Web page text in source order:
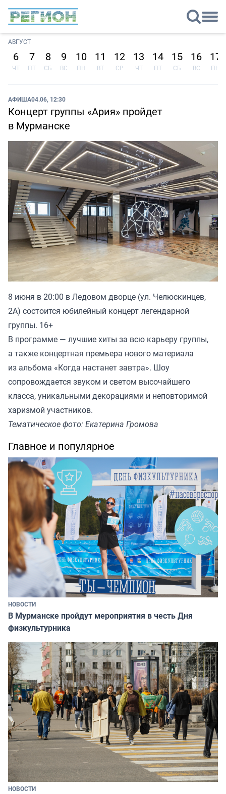
АВГУСТ
6
ЧТ
7
ПТ
8
СБ
9
ВС
10
ПН
11
ВТ
12
СР
13
ЧТ
14
ПТ
15
СБ
16
ВС
17
ПН
АФИША04.06, 12:30
Концерт группы «Ария» пройдет
в Мурманске
8 июня в 20:00 в Ледовом дворце (ул. Челюскинцев,
2А) состоится юбилейный концерт легендарной
группы. 16+
В программе — лучшие хиты за всю карьеру группы,
а также концертная премьера нового материала
из альбома «Когда настанет завтра». Шоу
сопровождается звуком и светом высочайшего
класса, уникальными декорациями и неповторимой
харизмой участников.
Тематическое фото: Екатерина Громова
Главное и популярное
НОВОСТИ
В Мурманске пройдут мероприятия в честь Дня
физкультурника
НОВОСТИ